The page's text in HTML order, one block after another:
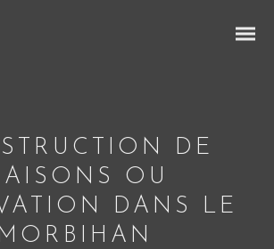
de votre maison
DE
OU
DANS LE